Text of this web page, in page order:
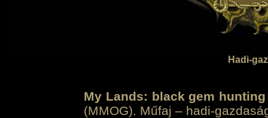
Hadi-
My Lands: black gem hunting
(MMOG). Műfaj – hadi-